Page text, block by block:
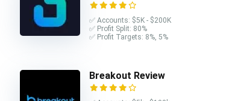
✅ Accounts: $5K - $200K
✅ Profit Split: 80%
✅ Profit Targets: 8%, 5%
Breakout Review